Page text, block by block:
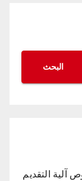
البحث
آلية التقديم